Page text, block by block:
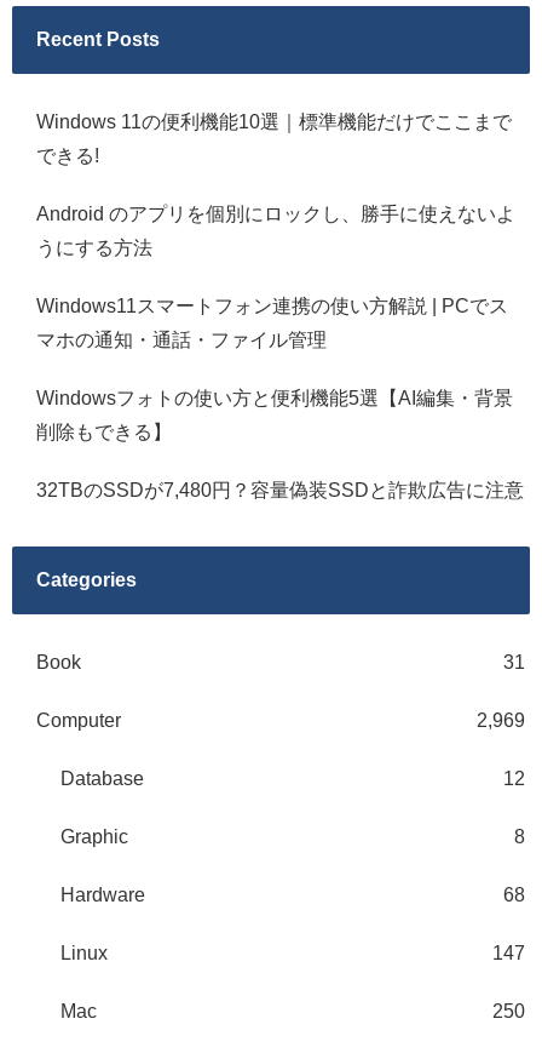
Recent Posts
Windows 11の便利機能10選｜標準機能だけでここまで
できる!
Android のアプリを個別にロックし、勝手に使えないよ
うにする方法
Windows11スマートフォン連携の使い方解説 | PCでス
マホの通知・通話・ファイル管理
Windowsフォトの使い方と便利機能5選【AI編集・背景
削除もできる】
32TBのSSDが7,480円？容量偽装SSDと詐欺広告に注意
Categories
Book 31
Computer 2,969
Database 12
Graphic 8
Hardware 68
Linux 147
Mac 250